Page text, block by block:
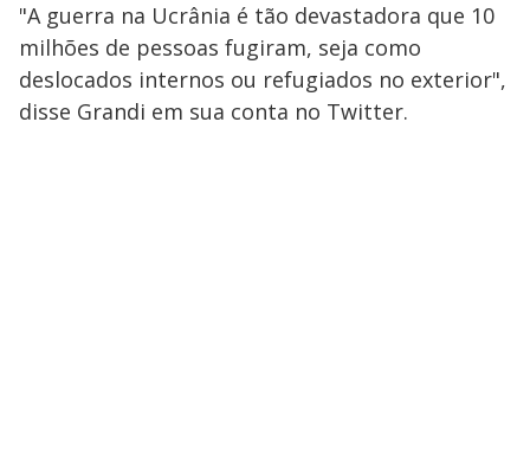
"A guerra na Ucrânia é tão devastadora que 10
milhões de pessoas fugiram, seja como
deslocados internos ou refugiados no exterior",
disse Grandi em sua conta no Twitter.